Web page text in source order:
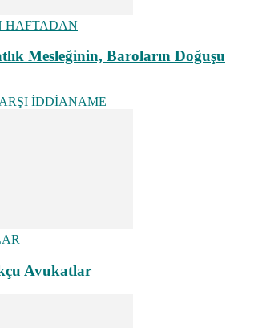
HAFTADAN
Mesleğinin, Baroların Doğuşu
İDDİANAME
Avukatlar